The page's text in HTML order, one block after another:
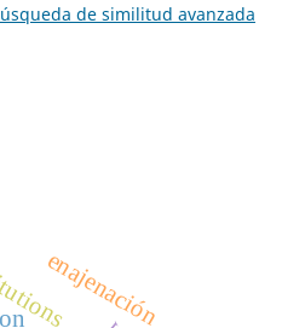
de similitud avanzada
enajenación